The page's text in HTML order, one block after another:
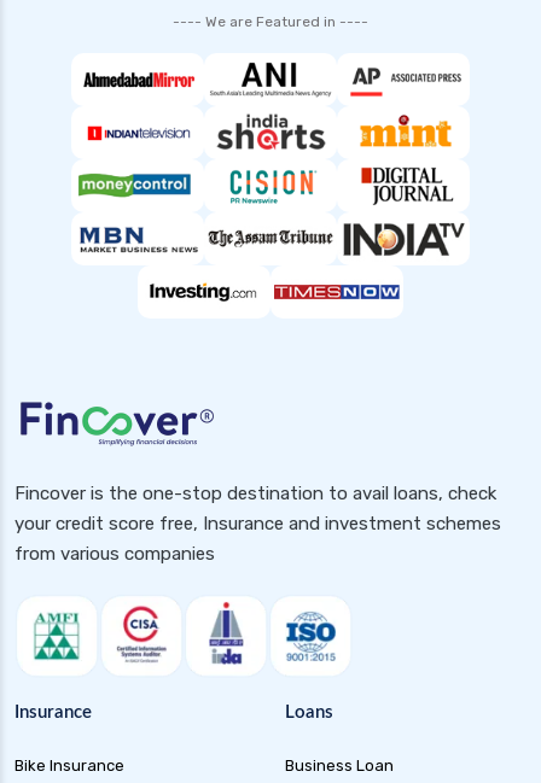
---- We are Featured in ----
Fincover is the one-stop destination to avail loans, check
your credit score free, Insurance and investment schemes
from various companies
Insurance
Bike Insurance
Loans
Business Loan